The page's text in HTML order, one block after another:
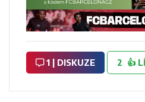
1 | DISKUZE 2 👍